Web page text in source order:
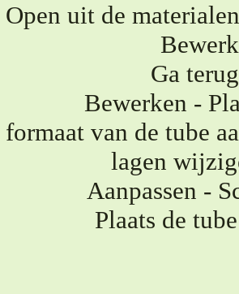
Open uit de
Ga
Bewerken -
formaat van de tube
lagen
Aanpassen -
Plaats de